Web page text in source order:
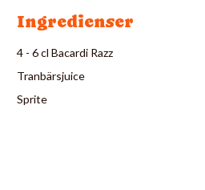
Ingredienser
4 - 6 cl Bacardi Razz
Tranbärsjuice
Sprite